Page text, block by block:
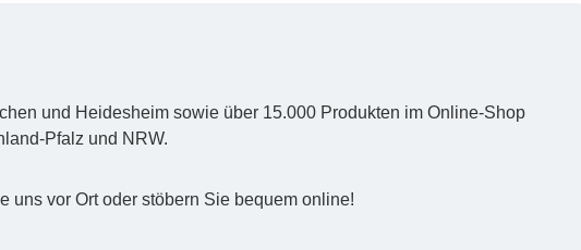
und Heidesheim sowie über 15.000 Produkten im Online-Shop
Pfalz und NRW.
uns vor Ort oder stöbern Sie bequem online!